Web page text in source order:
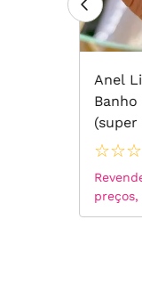
Anel
Banho
☆☆☆